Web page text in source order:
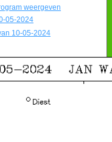
weergeven
05-2024
10-05-2024